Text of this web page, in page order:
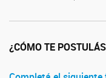
¿CÓMO TE